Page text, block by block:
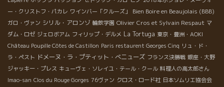
ー・クリストフ・パカレ ワインバー「クルーズ」 Bien Boire en Beaujolais (BBB)
ガロ・ヴァン シリル・アロンゾ 輪飲学園 Olivier Cros et Sylvain Respaut マ
ダム・ロゼ ジェロボアム フィリップ・デルメ La Tortuga 東京・豊洲・AOKI
Château Poupille Côtes de Castillon Paris restaurent Georges Cinq リュ・ド・
ラ・ペスト ドメーヌ・ラ・プティット・べニューズ フランス決勝戦 銀座・大野
ジャッキー・プレス キューヴェ・ソレイユ・テール・クール 料理人の高太郎さん
Imao-san Clos du Rouge Gorges 76ヴァン クロス・ロード社 日本ソムリエ協会会